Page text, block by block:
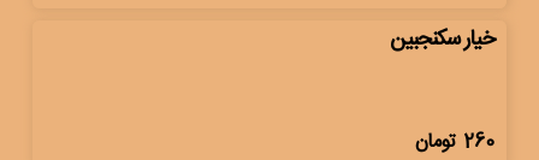
خیار سکنجبین
260 تومان